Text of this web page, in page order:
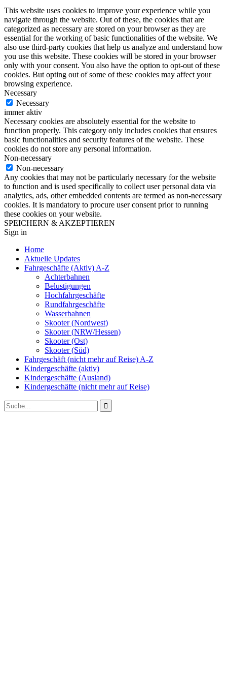
This website uses cookies to improve your experience while you
navigate through the website. Out of these, the cookies that are
categorized as necessary are stored on your browser as they are
essential for the working of basic functionalities of the website. We
also use third-party cookies that help us analyze and understand how
you use this website. These cookies will be stored in your browser
only with your consent. You also have the option to opt-out of these
cookies. But opting out of some of these cookies may affect your
browsing experience.
Necessary
Necessary
immer aktiv
Necessary cookies are absolutely essential for the website to
function properly. This category only includes cookies that ensures
basic functionalities and security features of the website. These
cookies do not store any personal information.
Non-necessary
Non-necessary
Any cookies that may not be particularly necessary for the website
to function and is used specifically to collect user personal data via
analytics, ads, other embedded contents are termed as non-necessary
cookies. It is mandatory to procure user consent prior to running
these cookies on your website.
SPEICHERN & AKZEPTIEREN
Sign in
Home
Aktuelle Updates
Fahrgeschäfte (Aktiv) A-Z
Achterbahnen
Belustigungen
Hochfahrgeschäfte
Rundfahrgeschäfte
Wasserbahnen
Skooter (Nordwest)
Skooter (NRW/Hessen)
Skooter (Ost)
Skooter (Süd)
Fahrgeschäft (nicht mehr auf Reise) A-Z
Kindergeschäfte (aktiv)
Kindergeschäfte (Ausland)
Kindergeschäfte (nicht mehr auf Reise)